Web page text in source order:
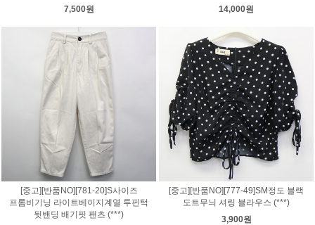
7,500원
14,000원
[중고][반품NO][781-20]S사이즈
프롬비기닝 라이트베이지계열 투핀턱
뒷밴딩 배기핏 팬츠 (***)
[중고][반품NO][777-49]SM정도 블랙
도트무늬 셔링 블라우스 (***)
3,900원